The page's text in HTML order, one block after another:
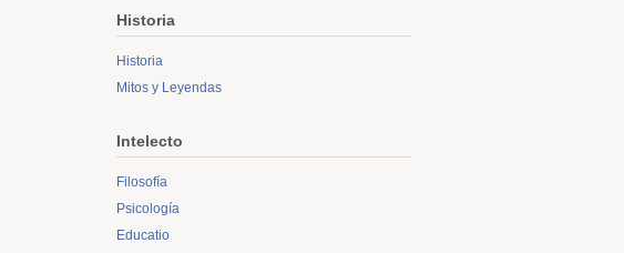
Historia
Historia
Mitos y Leyendas
Intelecto
Filosofía
Psicología
Educatio